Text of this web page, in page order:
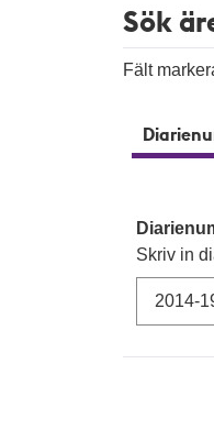
Sök
Fält
Skriv in